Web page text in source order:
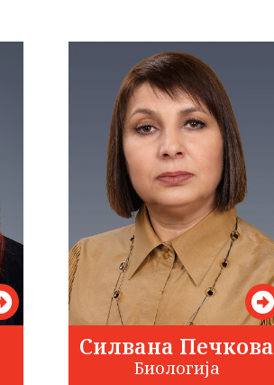
Силвана Печкова
Биологија